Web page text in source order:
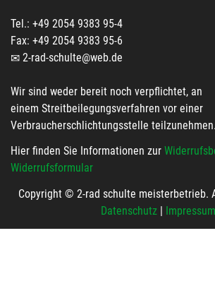
Tel.: +49 2054 9383 95-4
Fax: +49 2054 9383 95-6
2-rad-schulte@web.de
Wir sind weder bereit noch verpflichtet, an
einem Streitbeilegungsverfahren vor einer
Verbraucherschlichtungsstelle teilzunehmen.
Hier finden Sie Informationen zur
Widerrufsformular
Copyright © 2-rad schulte meisterbetrieb.
Datenschutz| Impressum